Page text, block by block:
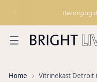
Bezorging
Home Vitrinekast Detroit